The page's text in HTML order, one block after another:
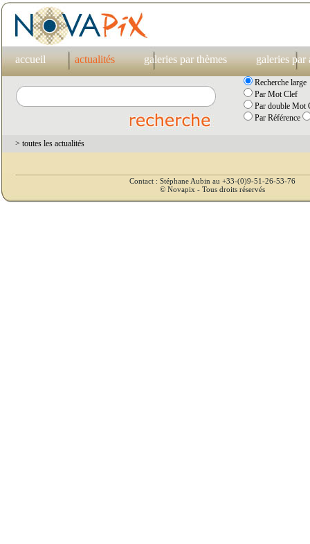
accueil actualités galeries par thèmes galeries par
Recherche large
Par Mot Clef
Par double Mot
Par Référence
> toutes les actualités
Contact : Stéphane Aubin au +33-(0)9-51-26-53-76
© Novapix - Tous droits réservés